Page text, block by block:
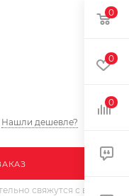
Нашли дешевле?
свяжутся с вами
0
0
0